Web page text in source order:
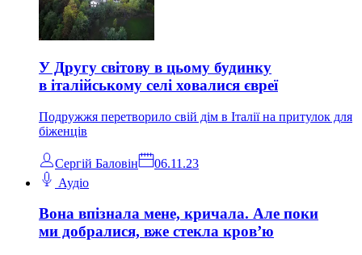
У Другу світову в цьому будинку
в італійському селі ховалися євреї
Подружжя перетворило свій дім в Італії на притулок для
біженців
Сергій Баловін
06.11.23
Аудіо
Вона впізнала мене, кричала. Але поки
ми добралися, вже стекла кров’ю